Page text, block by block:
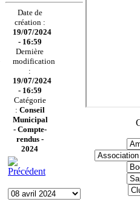
Date de
création :
19/07/2024
- 16:59
Dernière
modification
:
19/07/2024
- 16:59
Catégorie
: Conseil
Municipal
- Compte-
rendus -
2024